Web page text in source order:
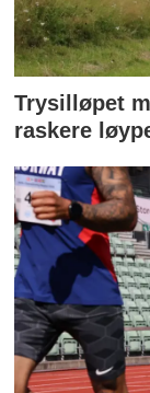
Trysilløpet
raskere